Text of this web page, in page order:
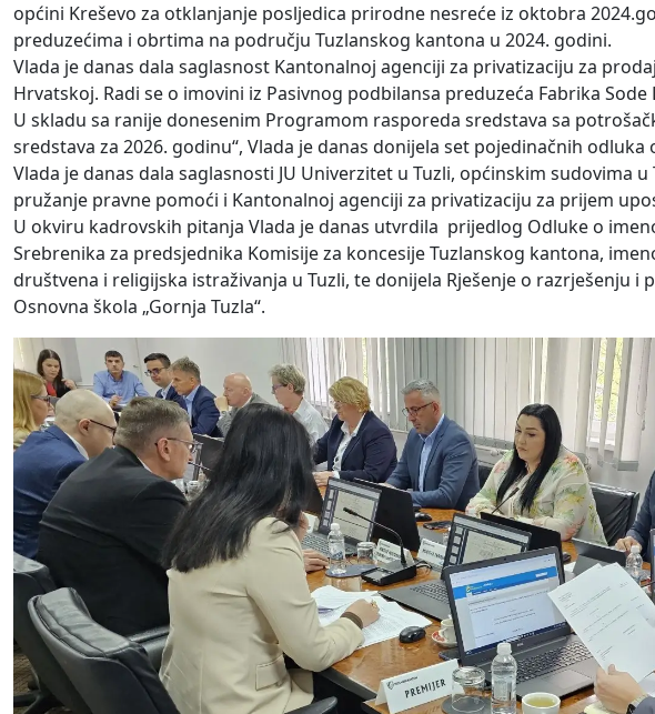
općini Kreševo za otklanjanje posljedica prirodne nesreće iz oktobra
preduzećima i obrtima na području Tuzlanskog kantona u 2024. godini.
Vlada je danas dala saglasnost Kantonalnoj agenciji za privatizaciju za
Hrvatskoj. Radi se o imovini iz Pasivnog podbilansa preduzeća Fabrika Sode
U skladu sa ranije donesenim Programom rasporeda sredstava sa
sredstava za 2026. godinu“, Vlada je danas donijela set pojedinačnih
Vlada je danas dala saglasnosti JU Univerzitet u Tuzli, općinskim sudovima
pružanje pravne pomoći i Kantonalnoj agenciji za privatizaciju za prijem
U okviru kadrovskih pitanja Vlada je danas utvrdila prijedlog Odluke o
Srebrenika za predsjednika Komisije za koncesije Tuzlanskog kantona,
društvena i religijska istraživanja u Tuzli, te donijela Rješenje o razrješenju
Osnovna škola „Gornja Tuzla“.